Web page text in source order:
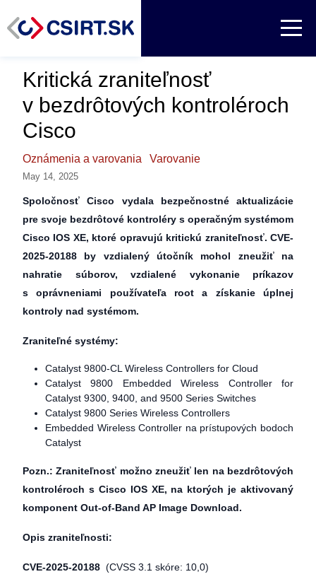
Kritická zraniteľnosť
v bezdrôtových kontroléroch
Cisco
Oznámenia a varovania Varovanie
May 14, 2025
Spoločnosť Cisco vydala bezpečnostné aktualizácie
pre svoje bezdrôtové kontroléry s operačným systémom
Cisco IOS XE, ktoré opravujú kritickú zraniteľnosť. CVE-
2025-20188 by vzdialený útočník mohol zneužiť na
nahratie súborov, vzdialené vykonanie príkazov
s oprávneniami používateľa root a získanie úplnej
kontroly nad systémom.
Zraniteľné systémy:
Catalyst 9800-CL Wireless Controllers for Cloud
Catalyst 9800 Embedded Wireless Controller for
Catalyst 9300, 9400, and 9500 Series Switches
Catalyst 9800 Series Wireless Controllers
Embedded Wireless Controller na prístupových bodoch
Catalyst
Pozn.: Zraniteľnosť možno zneužiť len na bezdrôtových
kontroléroch s Cisco IOS XE, na ktorých je aktivovaný
komponent Out-of-Band AP Image Download.
Opis zraniteľnosti:
CVE-2025-20188 (CVSS 3.1 skóre: 10,0)